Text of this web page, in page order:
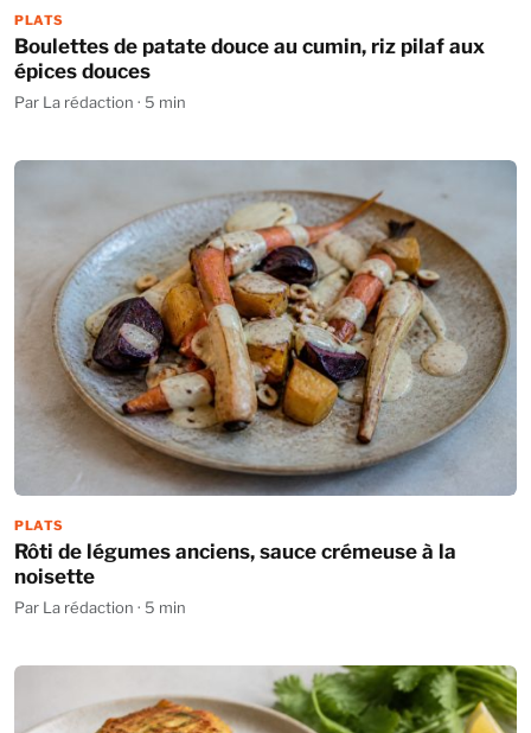
PLATS
Boulettes de patate douce au cumin, riz pilaf aux
épices douces
Par La rédaction · 5 min
PLATS
Rôti de légumes anciens, sauce crémeuse à la
noisette
Par La rédaction · 5 min